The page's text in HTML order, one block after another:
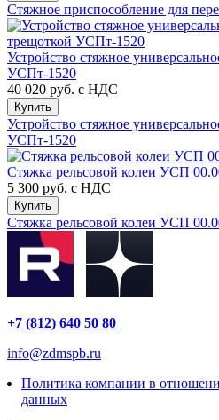
Стяжное приспособление для
Устройство стяжное
УСПт-1520
40 020 руб. с НДС
Купить
Устройство стяжное
УСПт-1520
Стяжка рельсовой колеи УСП
5 300 руб. с НДС
Купить
Стяжка рельсовой колеи УСП
+7 (812) 640 50 80
info@zdmspb.ru
Политика компании в
данных